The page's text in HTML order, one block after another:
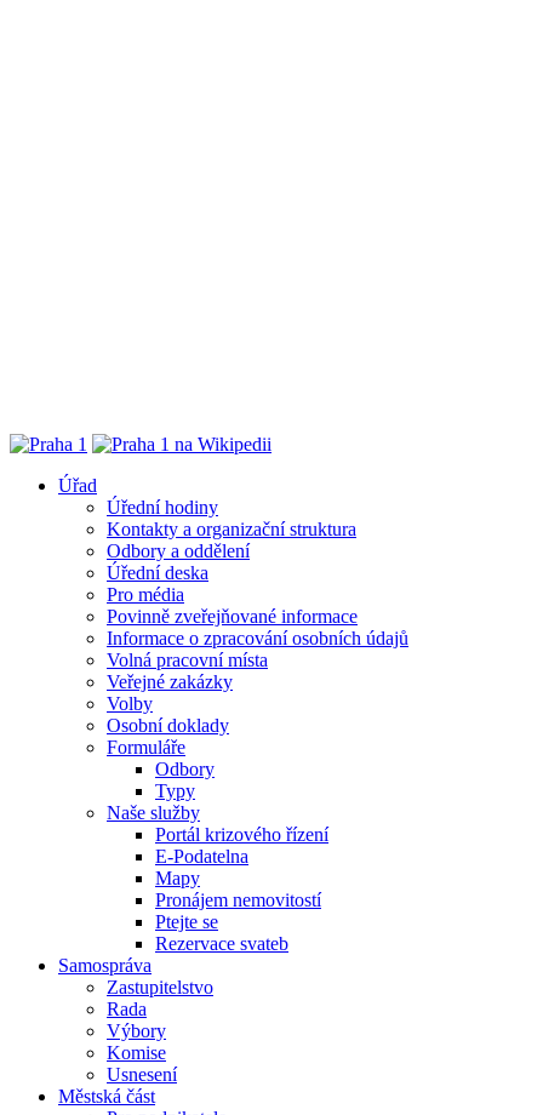
Úřad
Úřední hodiny
Kontakty a organizační struktura
Odbory a oddělení
Úřední deska
Pro média
Povinně zveřejňované informace
Informace o zpracování osobních údajů
Volná pracovní místa
Veřejné zakázky
Volby
Osobní doklady
Formuláře
Odbory
Typy
Naše služby
Portál krizového řízení
E-Podatelna
Mapy
Pronájem nemovitostí
Ptejte se
Rezervace svateb
Samospráva
Zastupitelstvo
Rada
Výbory
Komise
Usnesení
Městská část